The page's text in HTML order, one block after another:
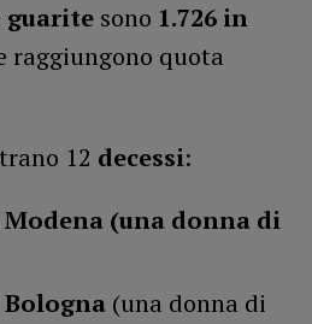
guarite sono 1.726 in
raggiungono quota
12 decessi:
Modena (una donna di
Bologna (una donna di